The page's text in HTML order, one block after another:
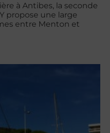
à Antibes, la seconde
propose une large
entre Menton et